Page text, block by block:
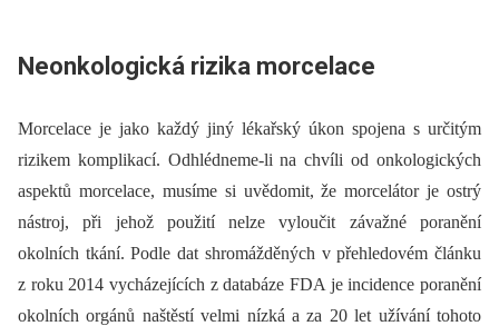
Neonkologická rizika morcelace
Morcelace je jako každý jiný lékařský úkon spojena s určitým
rizikem komplikací. Odhlédneme-li na chvíli od onkologických
aspektů morcelace, musíme si uvědomit, že morcelátor je ostrý
nástroj, při jehož použití nelze vyloučit závažné poranění
okolních tkání. Podle dat shromážděných v přehledovém článku
z roku 2014 vycházejících z databáze FDA je incidence poranění
okolních orgánů naštěstí velmi nízká a za 20 let užívání tohoto